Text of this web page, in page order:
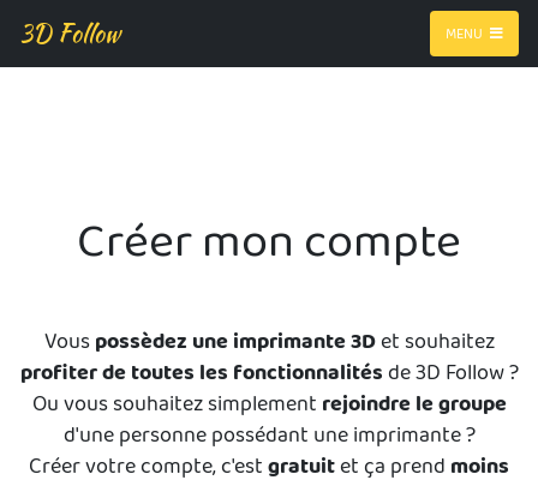
3D Follow MENU
Créer mon compte
Vous possèdez une imprimante 3Det souhaitez
profiter de toutes les fonctionnalités de 3D Follow ?
Ou vous souhaitez simplement rejoindre le groupe
d'une personne possédant une imprimante ?
Créer votre compte, c'est gratuitet ça prend moins